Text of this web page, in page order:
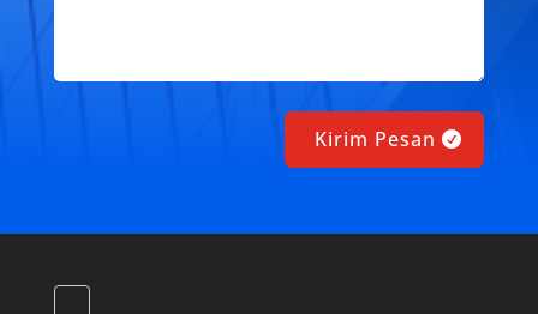
Kirim Pesan